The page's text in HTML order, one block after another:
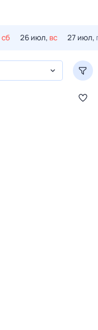
сб 26 июл, вс 27 июл,